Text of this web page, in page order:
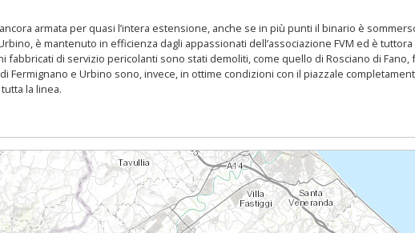
armata per quasi l’intera estensione, anche se in più punti il binario è
è mantenuto in efficienza dagli appassionati dell’associazione FVM ed è
fabbricati di servizio pericolanti sono stati demoliti, come quello di Rosciano di
Fermignano e Urbino sono, invece, in ottime condizioni con il piazzale
la linea.